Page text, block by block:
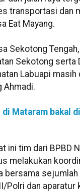
transportasi dan
Eat Mayang.
Sekotong
Sekotong serta
Labuapi masih
Ahmadi.
di Mataram bakal
ini tim dari BPBD
melakukan
bersama sejumlah
Polri dan aparatur